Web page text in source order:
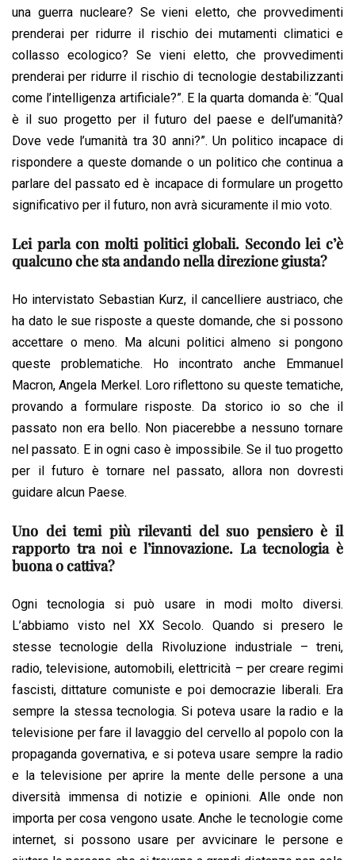
una guerra nucleare? Se vieni eletto, che provvedimenti
prenderai per ridurre il rischio dei mutamenti climatici e
collasso ecologico? Se vieni eletto, che provvedimenti
prenderai per ridurre il rischio di tecnologie destabilizzanti
come l’intelligenza artificiale?”. E la quarta domanda è: “Qual
è il suo progetto per il futuro del paese e dell’umanità?
Dove vede l’umanità tra 30 anni?”. Un politico incapace di
rispondere a queste domande o un politico che continua a
parlare del passato ed è incapace di formulare un progetto
significativo per il futuro, non avrà sicuramente il mio voto.
Lei parla con molti politici globali. Secondo lei c’è
qualcuno che sta andando nella direzione giusta?
Ho intervistato Sebastian Kurz, il cancelliere austriaco, che
ha dato le sue risposte a queste domande, che si possono
accettare o meno. Ma alcuni politici almeno si pongono
queste problematiche. Ho incontrato anche Emmanuel
Macron, Angela Merkel. Loro riflettono su queste tematiche,
provando a formulare risposte. Da storico io so che il
passato non era bello. Non piacerebbe a nessuno tornare
nel passato. E in ogni caso è impossibile. Se il tuo progetto
per il futuro è tornare nel passato, allora non dovresti
guidare alcun Paese.
Uno dei temi più rilevanti del suo pensiero è il
rapporto tra noi e l’innovazione. La tecnologia è
buona o cattiva?
Ogni tecnologia si può usare in modi molto diversi.
L’abbiamo visto nel XX Secolo. Quando si presero le
stesse tecnologie della Rivoluzione industriale – treni,
radio, televisione, automobili, elettricità – per creare regimi
fascisti, dittature comuniste e poi democrazie liberali. Era
sempre la stessa tecnologia. Si poteva usare la radio e la
televisione per fare il lavaggio del cervello al popolo con la
propaganda governativa, e si poteva usare sempre la radio
e la televisione per aprire la mente delle persone a una
diversità immensa di notizie e opinioni. Alle onde non
importa per cosa vengono usate. Anche le tecnologie come
internet, si possono usare per avvicinare le persone e